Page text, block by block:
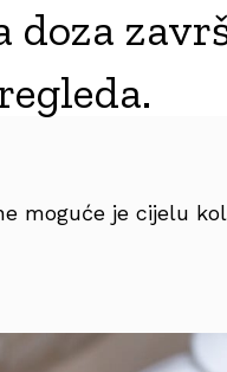
doza
moguće je cijelu